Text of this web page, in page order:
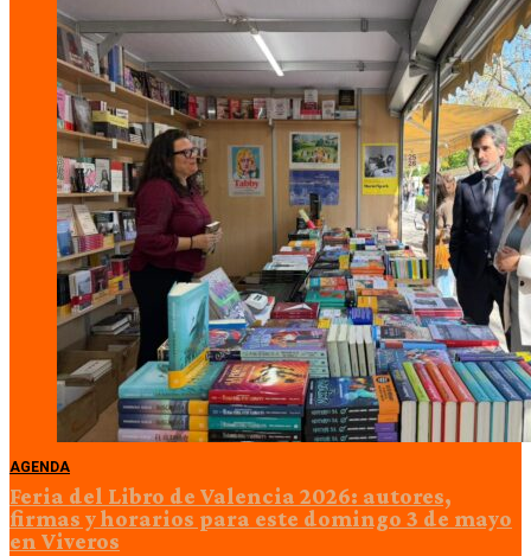
AGENDA
Feria del Libro de Valencia 2026: autores,
firmas y horarios para este domingo 3 de mayo
en Viveros